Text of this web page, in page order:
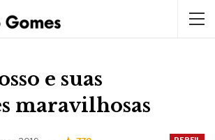
e suas
maravilhosas